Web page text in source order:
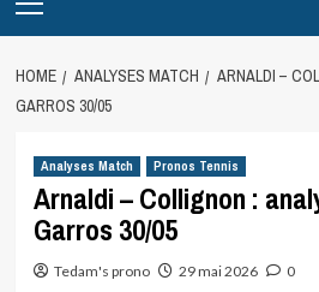
Menu
HOME ANALYSES MATCH
ARNALDI –
GARROS 30/05
Analyses Match Pronos Tennis
Arnaldi – Collignon :
Garros 30/05
Tedam's prono 29 mai 2026 0